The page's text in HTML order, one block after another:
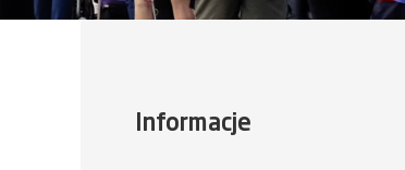
Informacje